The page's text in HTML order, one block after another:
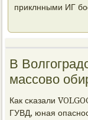
приклнными ИГ
В
массово
Как сκазали
ГУВД, юная